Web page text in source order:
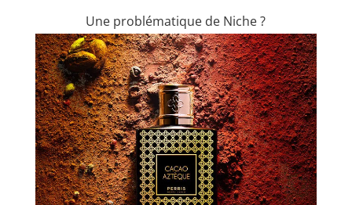
Une problématique de Niche ?